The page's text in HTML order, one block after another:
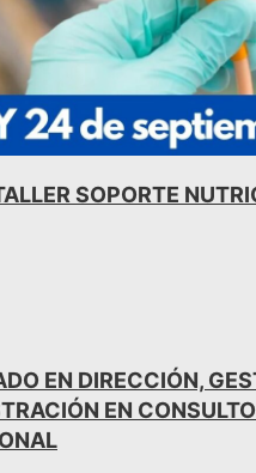
SOPORTE
EN DIRECCIÓN,
EN